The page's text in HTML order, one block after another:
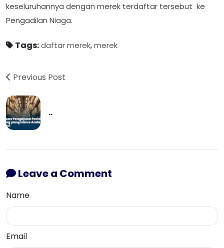
keseluruhannya dengan merek terdaftar tersebut ke
Pengadilan Niaga.
Tags:daftar merek,merek
Previous Post
..
Leave a Comment
Name
Email